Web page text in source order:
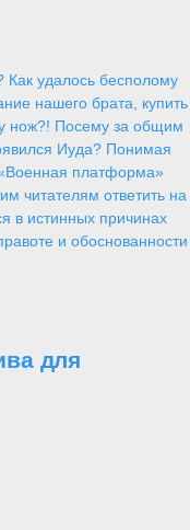
Как удалось бесполому
нашего брата, купить
нож?! Посему за общим
Иуда? Понимая
платформа»
читателям ответить на
в истинных причинах
и обоснованности
для